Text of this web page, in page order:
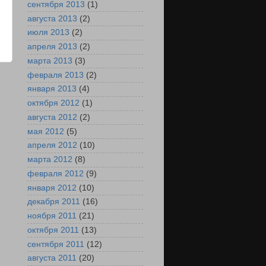
сентября 2013 (1)
августа 2013 (2)
июля 2013 (2)
апреля 2013 (2)
марта 2013 (3)
февраля 2013 (2)
января 2013 (4)
октября 2012 (1)
августа 2012 (2)
мая 2012 (5)
апреля 2012 (10)
марта 2012 (8)
февраля 2012 (9)
января 2012 (10)
декабря 2011 (16)
ноября 2011 (21)
октября 2011 (13)
сентября 2011 (12)
августа 2011 (20)